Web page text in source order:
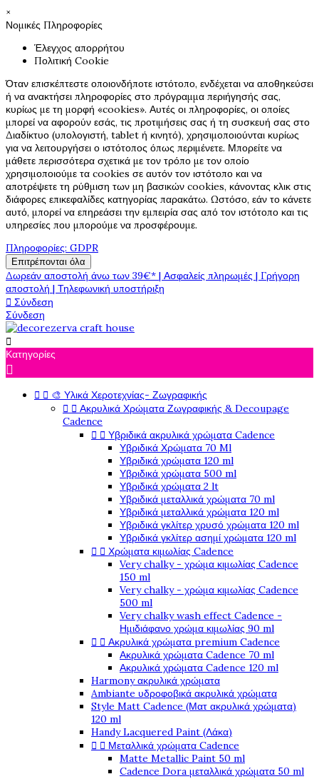
×
Νομικές Πληροφορίες
Έλεγχος απορρήτου
Πολιτική Cookie
Όταν επισκέπτεστε οποιονδήποτε ιστότοπο, ενδέχεται να αποθηκεύσει
ή να ανακτήσει πληροφορίες στο πρόγραμμα περιήγησής σας,
κυρίως με τη μορφή «cookies». Αυτές οι πληροφορίες, οι οποίες
μπορεί να αφορούν εσάς, τις προτιμήσεις σας ή τη συσκευή σας στο
Διαδίκτυο (υπολογιστή, tablet ή κινητό), χρησιμοποιούνται κυρίως
για να λειτουργήσει ο ιστότοπος όπως περιμένετε. Μπορείτε να
μάθετε περισσότερα σχετικά με τον τρόπο με τον οποίο
χρησιμοποιούμε τα cookies σε αυτόν τον ιστότοπο και να
αποτρέψετε τη ρύθμιση των μη βασικών cookies, κάνοντας κλικ στις
διάφορες επικεφαλίδες κατηγορίας παρακάτω. Ωστόσο, εάν το κάνετε
αυτό, μπορεί να επηρεάσει την εμπειρία σας από τον ιστότοπο και τις
υπηρεσίες που μπορούμε να προσφέρουμε.
Πληροφορίες: GDPR
Επιτρέπονται όλα
Δωρεάν αποστολή άνω των 39€* | Ασφαλείς πληρωμές | Γρήγορη
αποστολή | Τηλεφωνική υποστήριξη
 Σύνδεση
Σύνδεση

Κατηγορίες

  🎨 Υλικά Χεροτεχνίας- Ζωγραφικής
  Ακρυλικά Χρώματα Ζωγραφικής & Decoupage
Cadence
  Υβριδικά ακρυλικά χρώματα Cadence
Υβριδικά Χρώματα 70 Ml
Υβριδικά χρώματα 120 ml
Υβριδικά χρώματα 500 ml
Υβριδικά χρώματα 2 lt
Υβριδικά μεταλλικά χρώματα 70 ml
Υβριδικά μεταλλικά χρώματα 120 ml
Υβριδικά γκλίτερ χρυσό χρώματα 120 ml
Υβριδικά γκλίτερ ασημί χρώματα 120 ml
  Χρώματα κιμωλίας Cadence
Very chalky - χρώμα κιμωλίας Cadence
150 ml
Very chalky - χρώμα κιμωλίας Cadence
500 ml
Very chalky wash effect Cadence -
Ημιδιάφανο χρώμα κιμωλίας 90 ml
  Ακρυλικά χρώματα premium Cadence
Ακρυλικά χρώματα Cadence 70 ml
Ακρυλικά χρώματα Cadence 120 ml
Harmony ακρυλικά χρώματα
Ambiante υδροφοβικά ακρυλικά χρώματα
Style Matt Cadence (Ματ ακρυλικά χρώματα)
120 ml
Handy Lacquered Paint (Λάκα)
  Μεταλλικά χρώματα Cadence
Matte Metallic Paint 50 ml
Cadence Dora μεταλλικά χρώματα 50 ml